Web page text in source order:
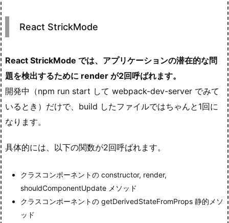
React StrickMode
React StrickMode では、アプリケーションの潜在的な問
題を検出するために render が2回呼ばれます。
開発中（npm run start して webpack-dev-server でみて
いるとき）だけで、build したファイルではちゃんと1回に
なります。
具体的には、以下の関数が2回呼ばれます。
クラスコンポーネントの constructor, render,
shouldComponentUpdate メソッド
クラスコンポーネントの getDerivedStateFromProps 静的メソ
ッド